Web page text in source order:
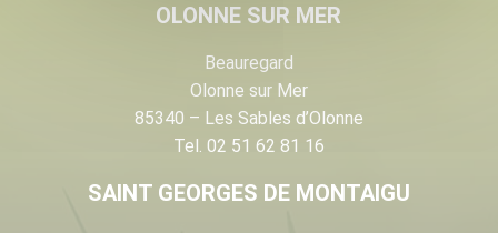
OLONNE SUR MER
Beauregard
Olonne sur Mer
85340 – Les Sables d’Olonne
Tel. 02 51 62 81 16
SAINT GEORGES DE MONTAIGU